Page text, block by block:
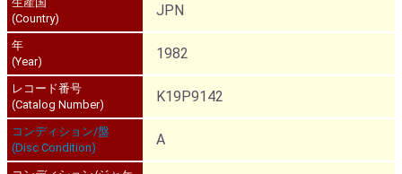
(Country)
JPN
年
(Year)
1982
レコード番号
(Catalog Number)
K19P9142
コンディション/盤
(Disc Condition)
A